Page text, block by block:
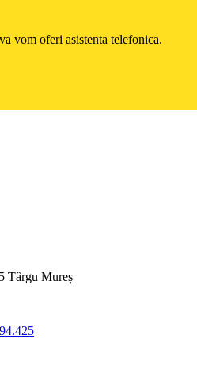
vom oferi asistenta telefonica.
Târgu Mureș